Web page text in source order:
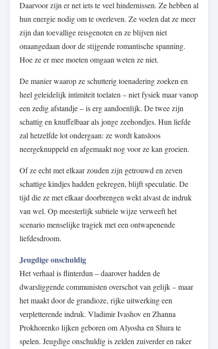
Daarvoor zijn er net iets te veel hindernissen. Ze hebben al
hun energie nodig om te overleven. Ze voelen dat ze meer
zijn dan toevallige reisgenoten en ze blijven niet
onaangedaan door de stijgende romantische spanning.
Hoe ze er mee moeten omgaan weten ze niet.
De manier waarop ze schutterig toenadering zoeken en
heel geleidelijk intimiteit toelaten – niet fysiek maar vanop
een zedig afstandje – is erg aandoenlijk. De twee zijn
schattig en knuffelbaar als jonge zeehondjes. Hun liefde
zal hetzelfde lot ondergaan: ze wordt kansloos
neergeknuppeld en afgemaakt nog voor ze kan groeien.
Of ze echt met elkaar zouden zijn getrouwd en zeven
schattige kindjes hadden gekregen, blijft speculatie. De
tijd die ze met elkaar doorbrengen wekt alvast de indruk
van wel. Op meesterlijk subtiele wijze verweeft het
scenario menselijke tragiek met een ontwapenende
liefdesdroom.
Jeugdige onschuldig
Het verhaal is flinterdun – daarover hadden de
dwarsliggende communisten overschot van gelijk – maar
het maakt door de grandioze, rijke uitwerking een
verpletterende indruk. Vladimir Ivashov en Zhanna
Prokhorenko lijken geboren om Alyosha en Shura te
spelen. Jeugdige onschuldig is zelden zuiverder en raker